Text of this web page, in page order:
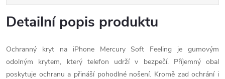
Detailní popis produktu
Ochranný kryt na iPhone Mercury Soft Feeling je gumovým
odolným krytem, který telefon udrží v bezpečí. Příjemný obal
poskytuje ochranu a přináší pohodlné nošení. Kromě zad ochrání i